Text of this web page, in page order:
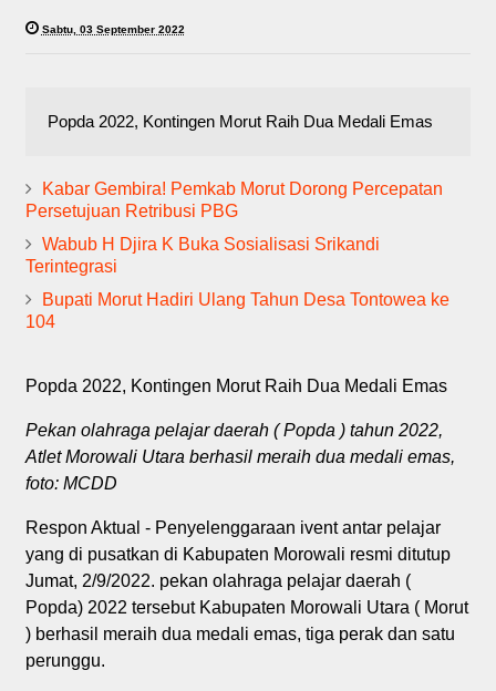
Sabtu, 03 September 2022
Popda 2022, Kontingen Morut Raih Dua Medali Emas
Kabar Gembira! Pemkab Morut Dorong Percepatan
Persetujuan Retribusi PBG
Wabub H Djira K Buka Sosialisasi Srikandi
Terintegrasi
Bupati Morut Hadiri Ulang Tahun Desa Tontowea ke
104
Popda 2022, Kontingen Morut Raih Dua Medali Emas
Pekan olahraga pelajar daerah ( Popda ) tahun 2022,
Atlet Morowali Utara berhasil meraih dua medali emas,
foto: MCDD
Respon Aktual - Penyelenggaraan ivent antar pelajar
yang di pusatkan di Kabupaten Morowali resmi ditutup
Jumat, 2/9/2022. pekan olahraga pelajar daerah (
Popda) 2022 tersebut Kabupaten Morowali Utara ( Morut
) berhasil meraih dua medali emas, tiga perak dan satu
perunggu.